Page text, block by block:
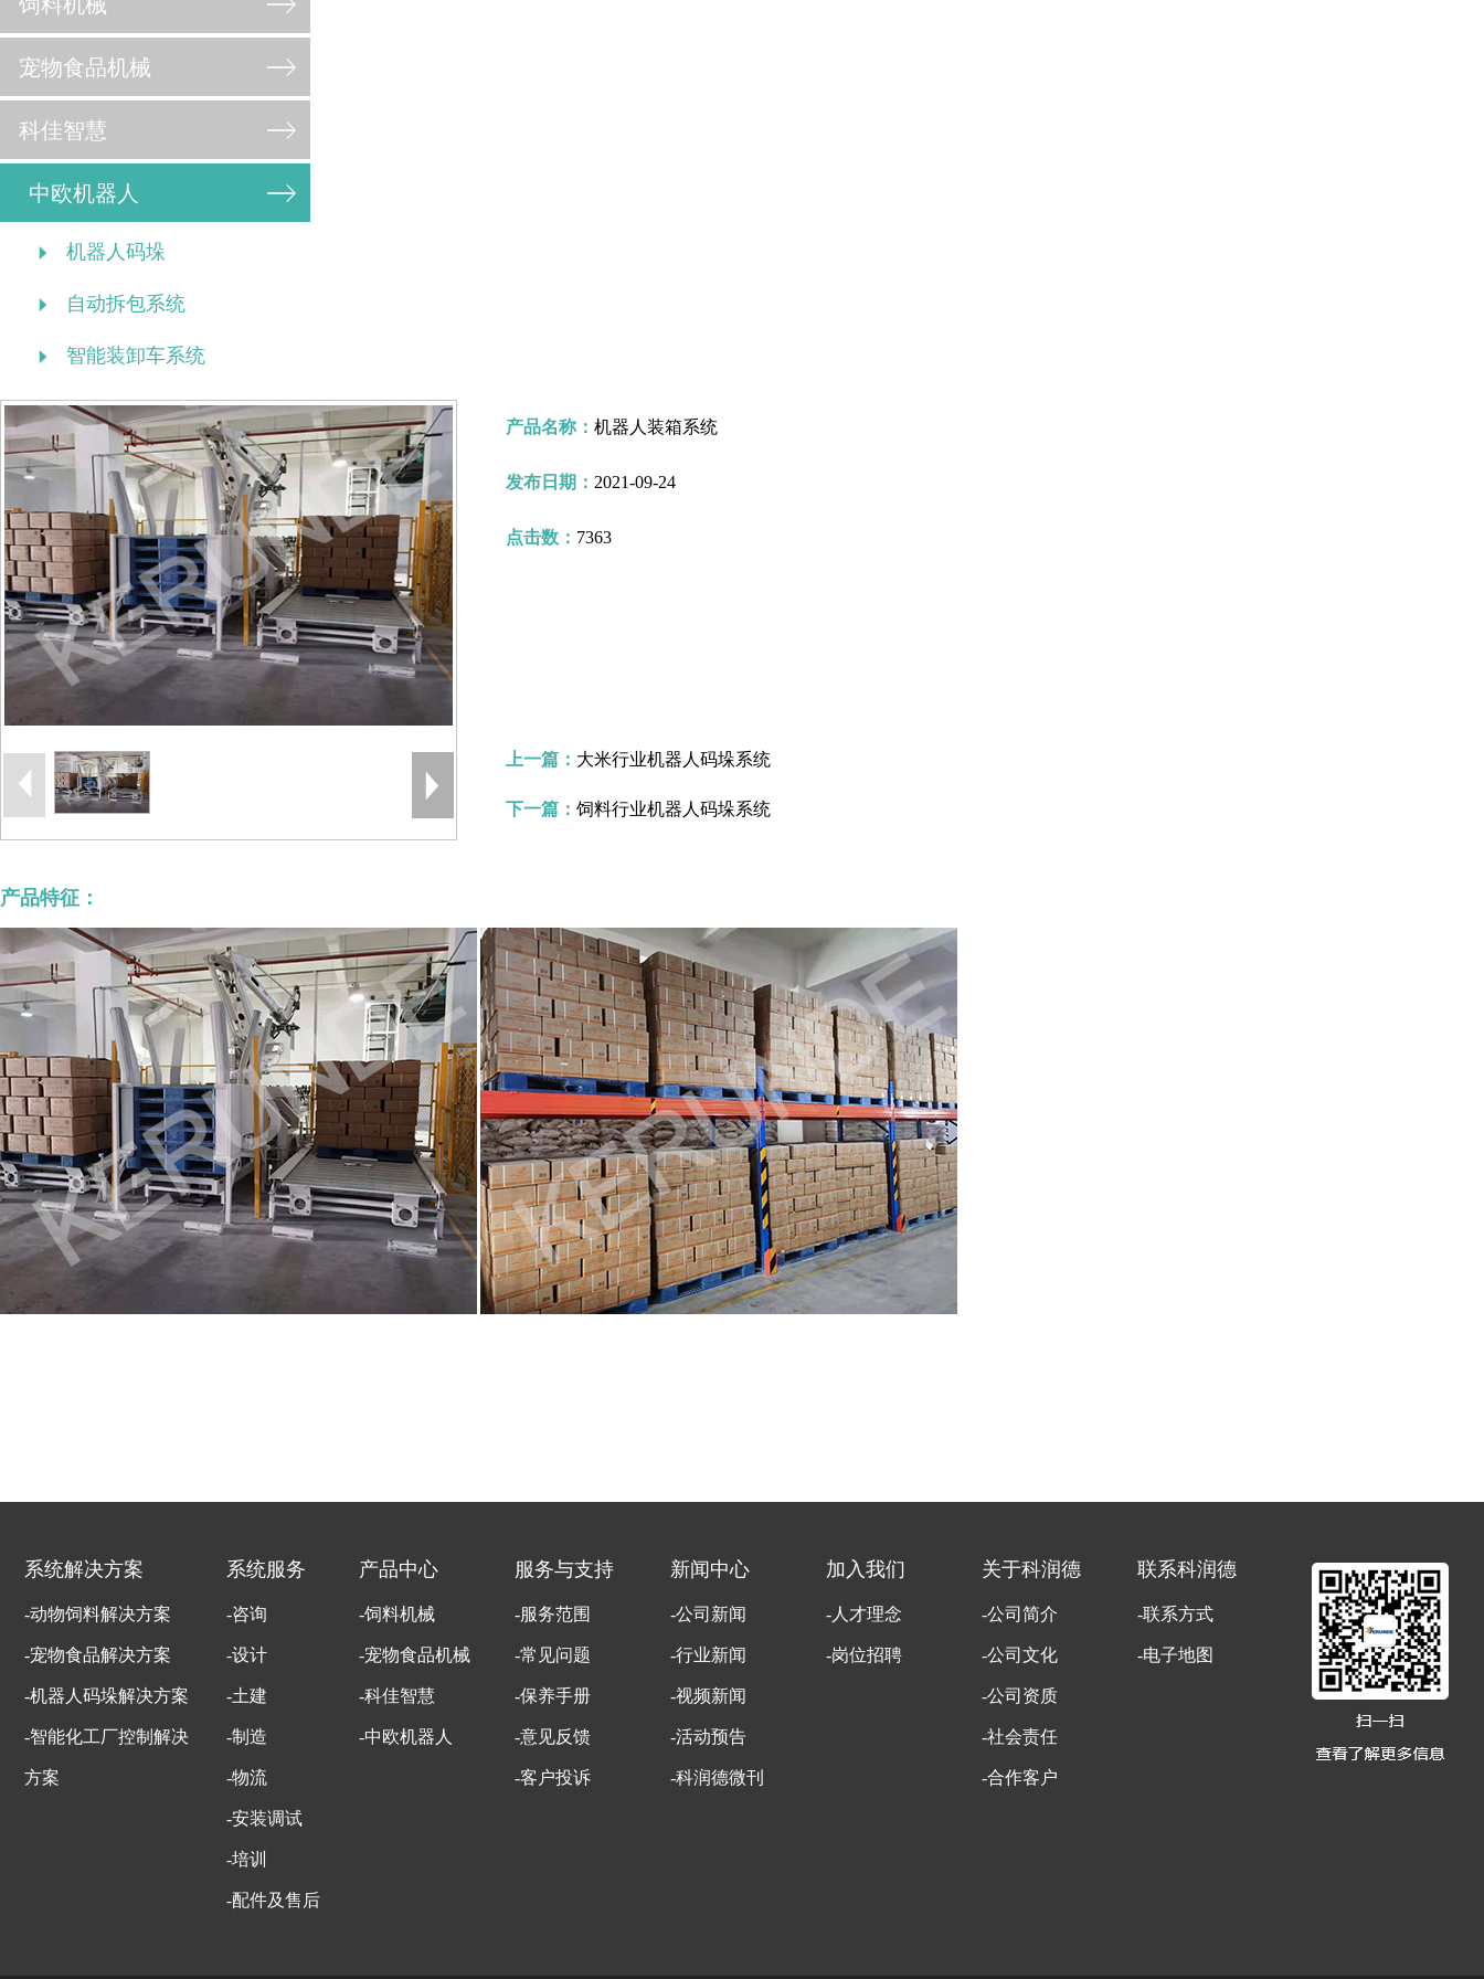
宠物食品机械
科佳智慧
中欧机器人
机器人码垛
自动拆包系统
智能装卸车系统
产品名称： 机器人装箱系统
发布日期： 2021-09-24
点击数： 7363
上一篇： 大米行业机器人码垛系统
下一篇： 饲料行业机器人码垛系统
产品特征：
系统解决方案
-动物饲料解决方案
-宠物食品解决方案
-机器人码垛解决方案
-智能化工厂控制解决
方案
系统服务
-咨询
-设计
-土建
-制造
-物流
-安装调试
-培训
-配件及售后
产品中心
-饲料机械
-宠物食品机械
-科佳智慧
-中欧机器人
服务与支持
-服务范围
-常见问题
-保养手册
-意见反馈
-客户投诉
新闻中心
-公司新闻
-行业新闻
-视频新闻
-活动预告
-科润德微刊
加入我们
-人才理念
-岗位招聘
关于科润德
-公司简介
-公司文化
-公司资质
-社会责任
-合作客户
联系科润德
-联系方式
-电子地图